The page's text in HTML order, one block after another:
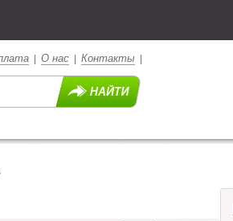
О нас Контакты